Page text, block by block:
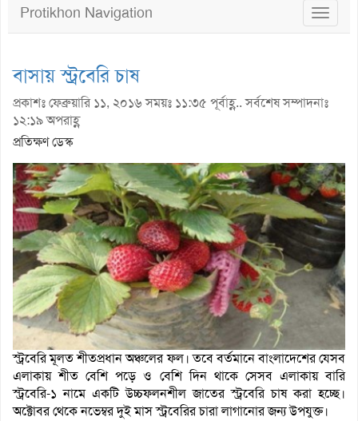
Toggle
Protikhon Navigation
বাসায় স্ট্রবেরি চাষ
প্রকাশঃ ফেব্রুয়ারি ১১, ২০১৬ সময়ঃ ১১:৩৫ পূর্বাহ্ণ.. সর্বশেষ সম্পাদনাঃ
১২:১৯ অপরাহ্ণ
প্রতিক্ষণ ডেস্ক
স্ট্রবেরি মূলত শীতপ্রধান অঞ্চলের ফল। তবে বর্তমানে বাংলাদেশের যেসব
এলাকায় শীত বেশি পড়ে ও বেশি দিন থাকে সেসব এলাকায় বারি
স্ট্রবেরি-১ নামে একটি উচ্চফলনশীল জাতের স্ট্রবেরি চাষ করা হচ্ছে।
অক্টোবর থেকে নভেম্বর দুই মাস স্ট্রবেরির চারা লাগানোর জন্য উপযুক্ত।